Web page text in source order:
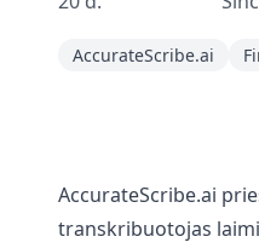
AccurateScribe.ai
AccurateScribe.ai
transkribuotojas